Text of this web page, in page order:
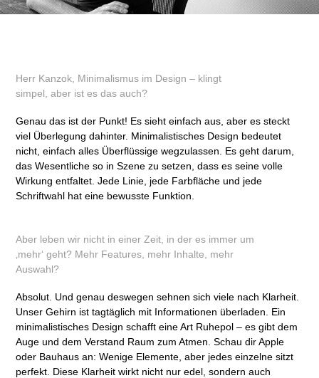
Herr Kanzok, Minimalismus im Design – klingt
simpel, aber ist es das auch?
Genau das ist der Punkt! Es sieht einfach aus, aber es steckt
viel Überlegung dahinter. Minimalistisches Design bedeutet
nicht, einfach alles Überflüssige wegzulassen. Es geht darum,
das Wesentliche so in Szene zu setzen, dass es seine volle
Wirkung entfaltet. Jede Linie, jede Farbfläche und jede
Schriftwahl hat eine bewusste Funktion.
Aber leben wir nicht in einer Zeit, in der es immer um
‚mehr‘ geht? Mehr Features, mehr Inhalte, mehr
Auswahl?
Absolut. Und genau deswegen sehnen sich viele nach Klarheit.
Unser Gehirn ist tagtäglich mit Informationen überladen. Ein
minimalistisches Design schafft eine Art Ruhepol – es gibt dem
Auge und dem Verstand Raum zum Atmen. Schau dir Apple
oder Bauhaus an: Wenige Elemente, aber jedes einzelne sitzt
perfekt. Diese Klarheit wirkt nicht nur edel, sondern auch